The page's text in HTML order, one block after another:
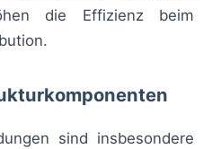
die Effizienz beim
sind insbesondere